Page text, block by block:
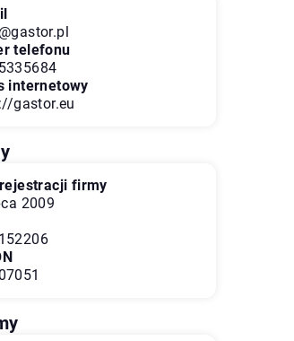
telefonu
internetowy
gastor.eu
firmy
2009